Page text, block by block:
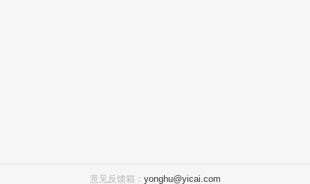
意见反馈箱： yonghu@yicai.com